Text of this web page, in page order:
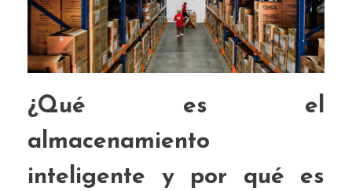
¿Qué es el
almacenamiento
inteligente y por qué es